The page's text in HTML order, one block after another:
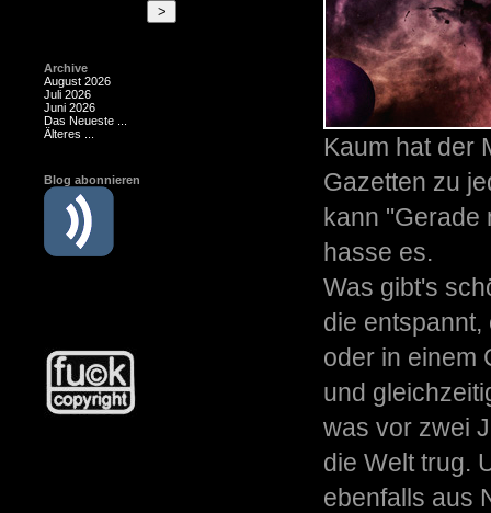
Archive
August 2026
Juli 2026
Juni 2026
Das Neueste ...
Älteres ...
Blog abonnieren
Kaum hat der
Gazetten zu
kann "Gerade
hasse es.
Was gibt's
die
oder in einem
und
was vor zwei
die Welt trug.
ebenfalls aus